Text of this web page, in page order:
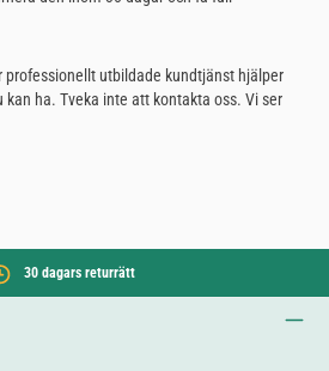
professionellt utbildade kundtjänst hjälper
ha. Tveka inte att kontakta oss. Vi ser
30 dagars returrätt